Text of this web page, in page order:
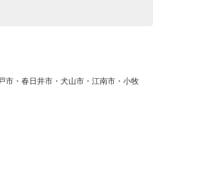
市・春日井市・犬山市・江南市・小牧